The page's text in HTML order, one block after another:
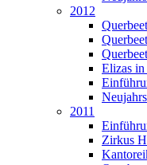
2012
Elizas
2011
Zirkus